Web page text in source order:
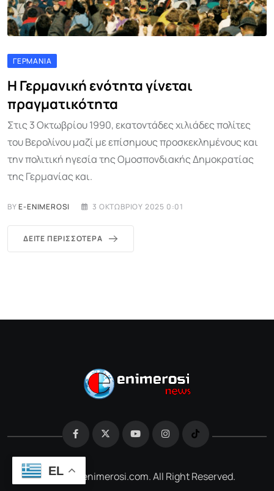
ΓΕΡΜΑΝΊΑ
Η Γερμανική ενότητα γίνεται
πραγματικότητα
Στις 3 Οκτωβρίου 1990, εκατοντάδες χιλιάδες πολίτες
του Βερολίνου μαζί με επίσημους προσκεκλημένους και
την πολιτική ηγεσία της Ομοσπονδιακής Δημοκρατίας
της Γερμανίας και.
BYE-ENIMEROSI 3 ΟΚΤΩΒΡΊΟΥ 2025 0:01
ΔΕΊΤΕ ΠΕΡΙΣΣΌΤΕΡΑ
@2026 e-enimerosi.com. All Right Reserved.
EL